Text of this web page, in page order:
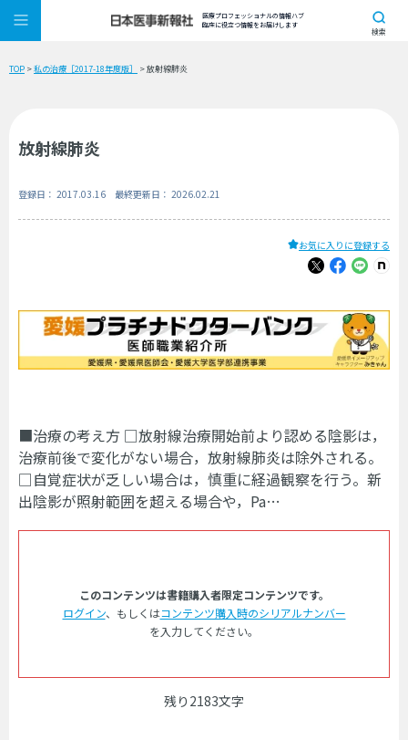
医療プロフェッショナルの情報ハブ
臨床に役立つ情報をお届けします
検索
TOP >私の治療［2017-18年度版］ > 放射線肺炎
放射線肺炎
登録日： 2017.03.16 最終更新日： 2026.02.21
お気に入りに登録する
■治療の考え方 □放射線治療開始前より認める陰影は，
治療前後で変化がない場合，放射線肺炎は除外される。
□自覚症状が乏しい場合は，慎重に経過観察を行う。新
出陰影が照射範囲を超える場合や，Pa…
このコンテンツは書籍購入者限定コンテンツです。
ログイン、もしくはコンテンツ購入時のシリアルナンバー
を入力してください。
残り2183文字